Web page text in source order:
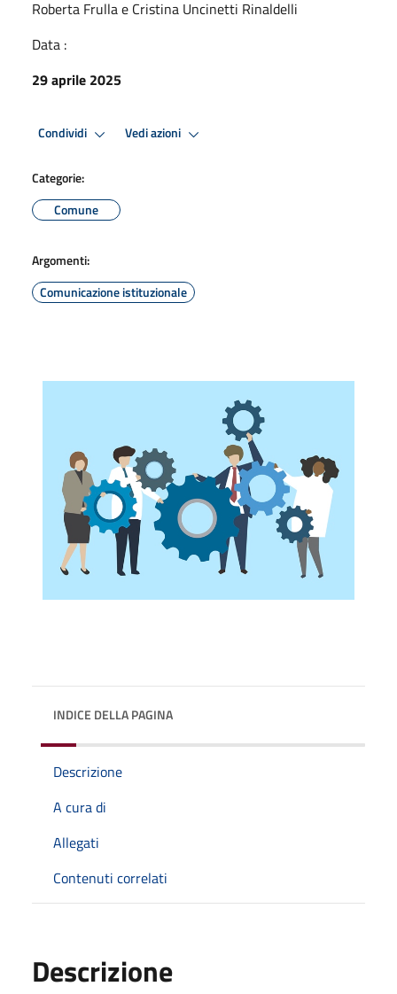
Roberta Frulla e Cristina Uncinetti Rinaldelli
Data :
29 aprile 2025
Condividi Vedi azioni
Categorie:
Comune
Argomenti:
Comunicazione istituzionale
INDICE DELLA PAGINA
Descrizione
A cura di
Allegati
Contenuti correlati
Descrizione